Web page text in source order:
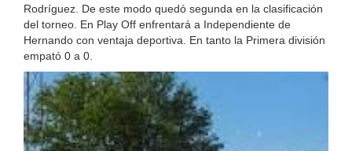
Rodríguez. De este modo quedó segunda en la clasificación
del torneo. En Play Off enfrentará a Independiente de
Hernando con ventaja deportiva. En tanto la Primera división
empató 0 a 0.